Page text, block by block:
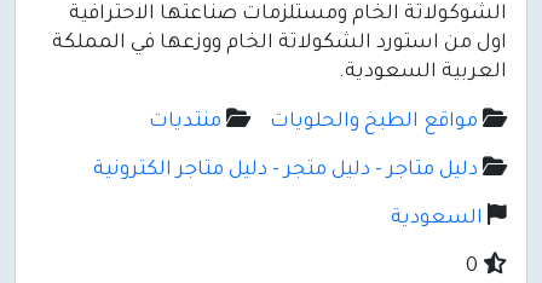
الشوكولاتة الخام ومستلزمات صناعتها الاحترافية
اول من استورد الشكولاتة الخام ووزعها في المملكة
العربية السعودية.
مواقع الطبخ والحلويات منتديات
دليل متاجر - دليل متجر - دليل متاجر الكترونية
السعودية